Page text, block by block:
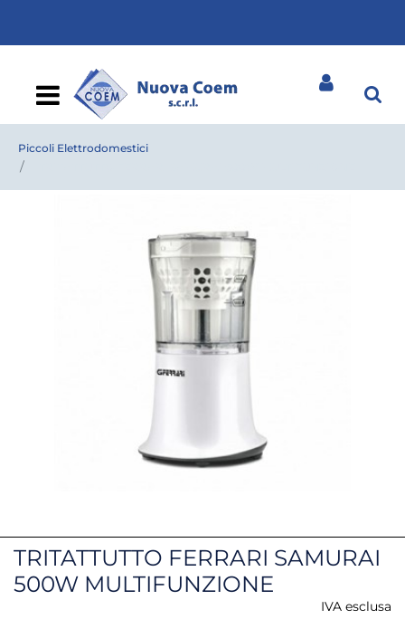
Open
Piccoli Elettrodomestici
TRITATTUTTO FERRARI SAMURAI
500W MULTIFUNZIONE
IVA esclusa